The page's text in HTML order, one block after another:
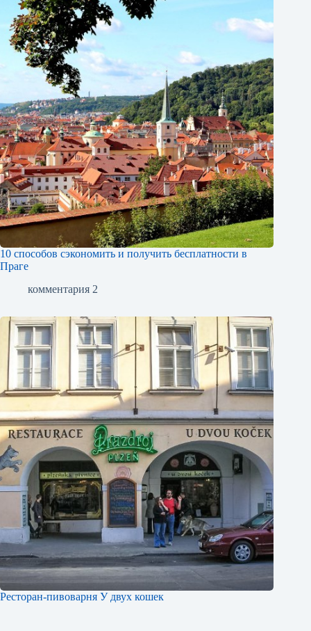
10 способов сэкономить и получить бесплатности в
Праге
комментария 2
Ресторан-пивоварня У двух кошек